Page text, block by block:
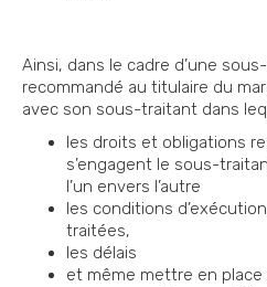
Ainsi, dans le cadre d’une
recommandé au titulaire du
avec son sous-traitant dans
les droits et obligations
s’engagent le sous-
l’un envers l’autre
les conditions
traitées,
les délais
et même mettre en